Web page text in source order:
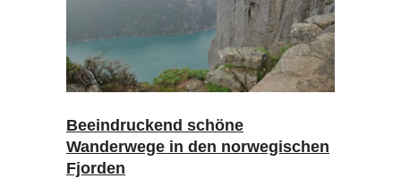
Beeindruckend schöne
Wanderwege in den norwegischen
Fjorden